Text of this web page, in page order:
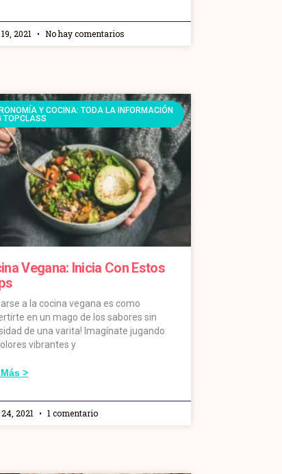
2021 No hay comentarios
Y COCINA: TODA LA INFORMACIÓN
TOPCLASS
Vegana: Inicia Con Estos
a la cocina vegana es como
en un mago de los sabores sin
de una varita! Imagínate jugando
vibrantes y
>
2021 1 comentario